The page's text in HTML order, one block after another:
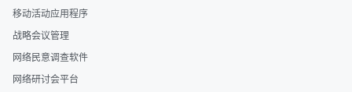
移动活动应用程序
战略会议管理
网络民意调查软件
网络研讨会平台